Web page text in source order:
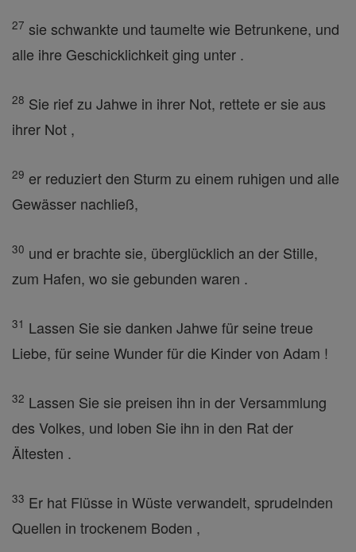
27 sie schwankte und taumelte wie Betrunkene, und
alle ihre Geschicklichkeit ging unter .
28 Sie rief zu Jahwe in ihrer Not, rettete er sie aus
ihrer Not ,
29 er reduziert den Sturm zu einem ruhigen und alle
Gewässer nachließ,
30 und er brachte sie, überglücklich an der Stille,
zum Hafen, wo sie gebunden waren .
31 Lassen Sie sie danken Jahwe für seine treue
Liebe, für seine Wunder für die Kinder von Adam !
32 Lassen Sie sie preisen ihn in der Versammlung
des Volkes, und loben Sie ihn in den Rat der
Ältesten .
33 Er hat Flüsse in Wüste verwandelt, sprudelnden
Quellen in trockenem Boden ,